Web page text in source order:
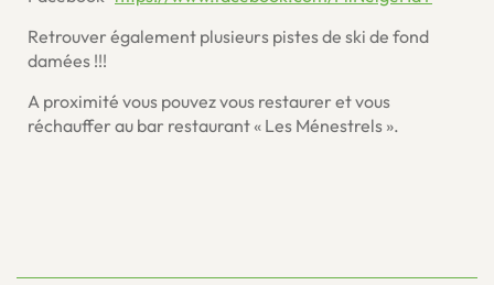
Retrouver également plusieurs pistes de ski de fond
damées !!!
A proximité vous pouvez vous restaurer et vous
réchauffer au bar restaurant « Les Ménestrels ».